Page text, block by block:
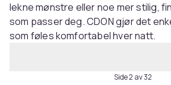
lekne mønstre eller noe mer stilig,
som passer deg. CDON gjør det
som føles komfortabel hver natt.
Side 2 av 32